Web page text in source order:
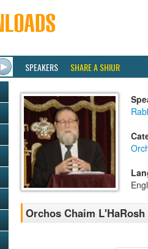
SPEAKERS SHARE A SHIUR
Orchos Chaim